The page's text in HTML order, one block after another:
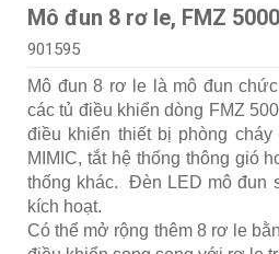
Mô đun 8 rơ le, FMZ 5000
901595
Mô đun 8 rơ le là mô đun
các tủ điều khiển dòng FMZ
điều khiển thiết bị phòng
MIMIC, tắt hệ thống thông gió
thống khác. Đèn LED mô đun
kích hoạt.
Có thể mở rộng thêm 8 rơ le